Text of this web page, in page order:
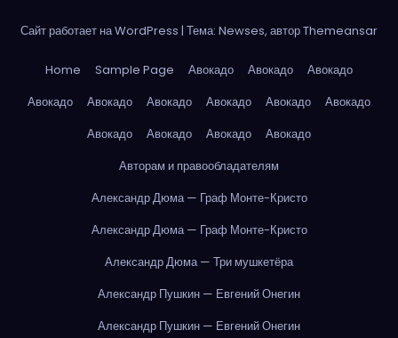
Сайт работает на WordPress | Тема: Newses, авторThemeansar
Home Sample Page Авокадо Авокадо
Авокадо
Авокадо
Авокадо Авокадо Авокадо Авокадо
Авокадо
Авокадо
Авокадо Авокадо
Авокадо
Авторам и правообладателям
Александр Дюма — Граф Монте-Кристо
Александр Дюма — Граф Монте-Кристо
Александр Дюма — Три мушкетёра
Александр Пушкин — Евгений Онегин
Александр Пушкин — Евгений Онегин